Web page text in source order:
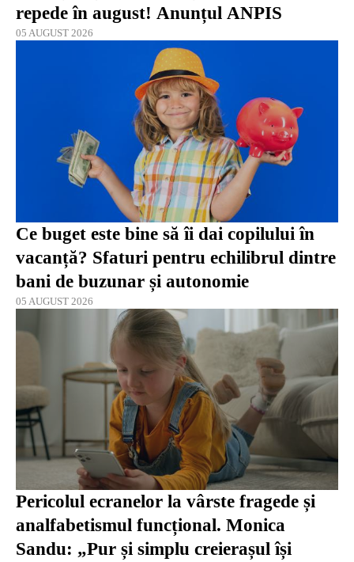
repede în august! Anunțul ANPIS
05 AUGUST 2026
Ce buget este bine să îi dai copilului în
vacanță? Sfaturi pentru echilibrul dintre
bani de buzunar și autonomie
05 AUGUST 2026
Pericolul ecranelor la vârste fragede și
analfabetismul funcțional. Monica
Sandu: „Pur și simplu creierașul își